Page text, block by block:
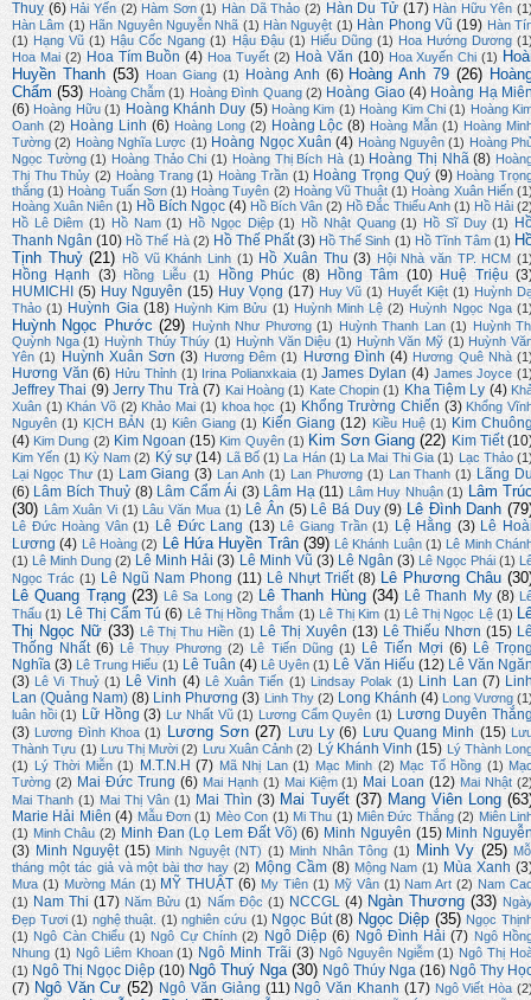
Thuỵ (6) Hải Yến (2) Hàm Sơn (1) Hàn Dã Thảo (2) Hàn Du Tử (17) Hàn Hữu Yên
Hàn Lâm (1) Hãn Nguyên Nguyễn Nhã (1) Hàn Nguyệt (1) Hàn Phong Vũ (19) Hàn
(1) Hạng Vũ (1) Hậu Cốc Ngang (1) Hậu Đậu (1) Hiếu Dũng (1) Hoa Hướng Dương
Hoa Mai (2) Hoa Tím Buồn (4) Hoa Tuyết (2) Hoà Văn (10) Hoa Xuyến Chi (1)
Huyền Thanh (53) Hoan Giang (1) Hoàng Anh (6) Hoàng Anh 79 (26)
Chẩm (53) Hoàng Chẫm (1) Hoàng Đình Quang (2) Hoàng Giao (4) Hoàng Hạ
(6) Hoàng Hữu (1) Hoàng Khánh Duy (5) Hoàng Kim (1) Hoàng Kim Chi (1) Hoàng
Oanh (2) Hoàng Linh (6) Hoàng Long (2) Hoàng Lộc (8) Hoàng Mẫn (1) Hoàng
Tường (2) Hoàng Nghĩa Lược (1) Hoàng Ngọc Xuân (4) Hoàng Nguyên (1) Hoàng
Ngọc Tường (1) Hoàng Thảo Chi (1) Hoàng Thị Bích Hà (1) Hoàng Thị Nhã (8)
Thị Thu Thủy (2) Hoàng Trang (1) Hoàng Trần (1) Hoàng Trọng Quý (9) Hoàng
thắng (1) Hoàng Tuấn Sơn (1) Hoàng Tuyên (2) Hoàng Vũ Thuật (1) Hoàng Xuân Hiến
Hoàng Xuân Niên (1) Hồ Bích Ngọc (4) Hồ Bích Vân (2) Hồ Đắc Thiếu Anh (1) Hồ Hải
Hồ Lê Diêm (1) Hồ Nam (1) Hồ Ngọc Diệp (1) Hồ Nhật Quang (1) Hồ Sĩ Duy (1)
Thanh Ngân (10) Hồ Thế Hà (2) Hồ Thế Phất (3) Hồ Thế Sinh (1) Hồ Tĩnh Tâm (1)
Tịnh Thuỷ (21) Hồ Vũ Khánh Linh (1) Hồ Xuân Thu (3) Hội Nhà văn TP. HCM
Hồng Hạnh (3) Hồng Liễu (1) Hồng Phúc (8) Hồng Tâm (10) Huệ Triệu
HUMICHI
(5) Huy Nguyên (15) Huy Vọng (17) Huy Vũ (1) Huyết Kiệt (1) Huỳnh
Thảo (1) Huỳnh Gia (18) Huỳnh Kim Bửu (1) Huỳnh Minh Lệ (2) Huỳnh Ngọc Nga
Huỳnh Ngọc Phước (29) Huỳnh Như Phương (1) Huỳnh Thanh Lan (1)
Huỳnh
Quỳnh Nga (1) Huỳnh Thúy Thúy (1) Huỳnh Văn Diệu (1) Huỳnh Văn Mỹ (1) Huỳnh
Yên (1) Huỳnh Xuân Sơn (3) Hương Đêm (1) Hương Đình (4) Hương Quê Nhà
Hương Văn (6) Hửu Thỉnh (1) Irina Polianxkaia (1) James Dylan (4) James Joyce
Jeffrey Thai (9) Jerry Thu Trà (7) Kai Hoàng (1) Kate Chopin (1) Kha Tiệm Ly (4)
Xuân (1) Khán Võ (2) Khảo Mai (1) khoa học (1) Khổng Trường Chiến (3) Khổng
Nguyên (1) KỊCH BẢN (1) Kiên Giang (1) Kiến Giang (12) Kiều Huệ (1) Kim
(4) Kim Dung (2) Kim Ngoan (15) Kim Quyên (1) Kim Sơn Giang (22) Kim Tiết
Kim Yến (1) Kỳ Nam (2) Ký sự (14) Lã Bố (1) La Hán (1) La Mai Thi Gia (1) Lạc Thảo
Lại Ngọc Thư (1) Lam Giang (3) Lan Anh (1) Lan Phương (1) Lan Thanh (1) Lãng
(6) Lâm Bích Thuỷ (8) Lâm Cẩm Ái (3) Lâm Hạ (11) Lâm Huy Nhuận (1) Lâm
(30) Lâm Xuân Vi (1) Lâu Văn Mua (1) Lê Ân (5) Lê Bá Duy (9) Lê Đình Danh
Lê Đức Hoàng Vân (1) Lê Đức Lang (13) Lê Giang Trần (1) Lệ Hằng (3) Lê
Lương (4) Lê Hoàng (2) Lê Hứa Huyền Trân (39) Lê Khánh Luận (1) Lê Minh
(1) Lê Minh Dung (2) Lê Minh Hải (3) Lê Minh Vũ (3) Lê Ngân (3) Lê Ngọc Phái (1)
Ngọc Trác (1) Lê Ngũ Nam Phong (11) Lê Nhựt Triết (8) Lê Phương Châu
Lê Quang Trạng (23) Lê Sa Long (2) Lê Thanh Hùng (34) Lê Thanh My (8)
Thấu (1) Lê Thị Cẩm Tú (6) Lê Thị Hồng Thắm (1) Lê Thị Kim (1) Lê Thị Ngọc Lệ (1)
Thị Ngọc Nữ (33) Lê Thị Thu Hiền (1) Lê Thị Xuyên (13) Lê Thiếu Nhơn (15)
Thống Nhất (6) Lê Thụy Phương (2) Lê Tiến Dũng (1) Lê Tiến Mợi (6) Lê
Nghĩa (3) Lê Trung Hiếu (1) Lê Tuân (4) Lê Uyên (1) Lê Văn Hiếu (12) Lê Văn
(3) Lê Vi Thuỷ (1) Lê Vinh (4) Lê Xuân Tiến (1) Lindsay Polak (1) Linh Lan (7)
Lan (Quảng Nam) (8) Linh Phương (3) Linh Thy (2) Long Khánh (4) Long Vương
luân hồi (1) Lữ Hồng (3) Lư Nhất Vũ (1) Lương Cẩm Quyên (1) Lương Duyên
(3) Lương Đình Khoa (1) Lương Sơn (27) Lưu Ly (6) Lưu Quang Minh (15)
Thành Tựu (1) Lưu Thị Mười (2) Lưu Xuân Cảnh (2) Lý Khánh Vinh (15) Lý Thành
(1)
Lý Thời Miễn (1) M.T.N.H (7) Mã Nhị Lan (1) Mạc Minh (2) Mạc Tố Hồng (1)
Tường (2) Mai Đức Trung (6) Mai Hạnh (1) Mai Kiệm (1) Mai Loan (12) Mai Nhật
Mai Thanh (1) Mai Thị Vân (1) Mai Thìn (3) Mai Tuyết (37) Mang Viên Long
Marie Hải Miên (4) Mẫu Đơn (1) Mèo Con (1) Mi Thu (1) Miên Đức Thắng (2) Miên
(1) Minh Châu (2) Minh Đan (Lọ Lem Đất Võ) (6) Minh Nguyên (15) Minh
(3) Minh Nguyệt (15) Minh Nguyệt (NT) (1) Minh Nhân Tông (1) Minh Vy (25)
tháng một tác giả và một bài thơ hay (2) Mộng Cầm (8) Mộng Nam (1) Mùa Xanh
Mưa (1) Mường Mán (1) MỸ THUẬT (6) My Tiên (1) Mỹ Vân (1) Nam Art (2) Nam
(1) Nam Thi (17) Năm Bửu (1) Nấm Độc (1) NCCGL (4) Ngàn Thương (33)
Đẹp Tươi (1) nghệ thuật. (1) nghiên cứu (1) Ngọc Bút (8) Ngọc Diệp (35) Ngọc
(1) Ngô Càn Chiểu (1) Ngô Cự Chính (2) Ngô Diệp (6) Ngô Đình Hải (7) Ngô
Nhung (1) Ngô Liêm Khoan (1) Ngô Minh Trãi (3) Ngô Nguyên Ngiễm (1) Ngô Thị
(1) Ngô Thị Ngọc Diệp (10) Ngô Thuý Nga (30) Ngô Thúy Nga (16) Ngô Thy
(7) Ngô Văn Cư (52) Ngô Văn Giảng (11) Ngô Văn Khanh (17) Ngô Viết Hòa